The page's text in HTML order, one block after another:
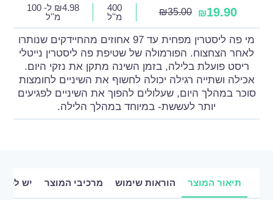
₪19.90
₪35.00
400
מ''ל
₪4.98
ל- 100
מ''ל
מי פה ליסטרין מפחית עד 97 אחוזים מהחיידקים שנותרו
לאחר הצחצוח. הפורמולה של שטיפת פה ליסטרין נייטלי
ריסט פועלת בלילה, בזמן השינה מתקן את נזקי היום.
אכילה ושתייה רגילה יכולה לחשוף את השיניים לחומצות
סוכר במהלך היום, שעלולים להפוך את השיניים לפגיעים
יותר לעששת- במיוחד במהלך הלילה.
תיאור המוצר הוראות שימוש מרכיבי המוצר יש